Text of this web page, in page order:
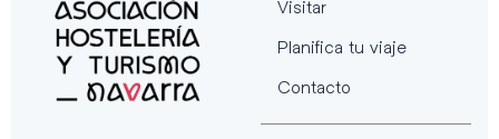
Visitar
Planifica tu viaje
Contacto